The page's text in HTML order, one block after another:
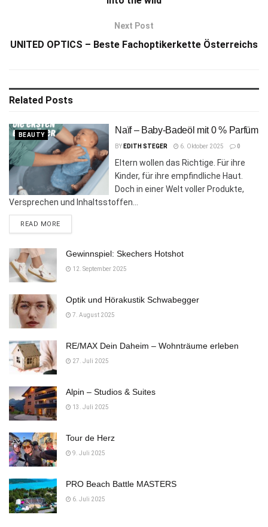
Next Post
UNITED OPTICS – Beste Fachoptikerkette Österreichs
Related Posts
BEAUTY Naïf – Baby-Badeöl mit 0 % Parfüm
BY EDITH STEGER 6. Oktober 2025 0
Eltern wollen das Richtige. Für ihre
Kinder, für ihre empfindliche Haut.
Doch in einer Welt voller Produkte,
Versprechen und Inhaltsstoffen...
READ MOREDETAILS
Gewinnspiel: Skechers Hotshot
12. September 2025
Optik und Hörakustik Schwabegger
7. August 2025
RE/MAX Dein Daheim – Wohnträume erleben
27. Juli 2025
Alpin – Studios & Suites
13. Juli 2025
Tour de Herz
9. Juli 2025
PRO Beach Battle MASTERS
6. Juli 2025